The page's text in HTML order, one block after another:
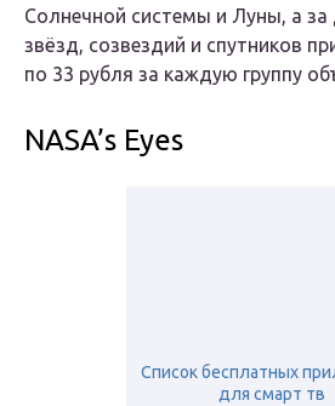
Солнечной системы и Луны, а
звёзд, созвездий и спутников
по 33 рубля за каждую группу
NASA’s Eyes
Список бесплатных
для смарт тв